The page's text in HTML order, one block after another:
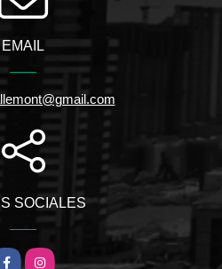
EMAIL
SOCIALES
Instagram